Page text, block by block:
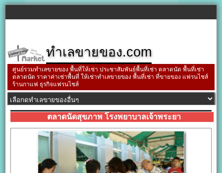
ทำเลขายของ.com
ศูนย์รวมทำเลขายของ พื้นที่ให้เช่า ประชาสัมพันธ์พื้นที่เช่า ตลาดนัด พื้นที่เช่า
ตลาดนัด ราคาค่าเช่าพื้นที่ ให้เช่าทำเลขายของ พื้นที่เช่า ที่ขายของ แฟรนไชส์
ร้านกาแฟ ธุรกิจแฟรนไชส์
ตลาดนัดสุขภาพ โรงพยาบาลเจ้าพระยา